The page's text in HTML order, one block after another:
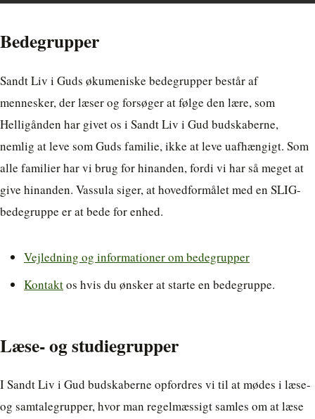
Bedegrupper
Sandt Liv i Guds økumeniske bedegrupper består af
mennesker, der læser og forsøger at følge den lære, som
Helligånden har givet os i Sandt Liv i Gud budskaberne,
nemlig at leve som Guds familie, ikke at leve uafhængigt. Som
alle familier har vi brug for hinanden, fordi vi har så meget at
give hinanden. Vassula siger, at hovedformålet med en SLIG-
bedegruppe er at bede for enhed.
Vejledning og informationer om bedegrupper
Kontaktos hvis du ønsker at starte en bedegruppe.
Læse- og studiegrupper
I Sandt Liv i Gud budskaberne opfordres vi til at mødes i læse-
og samtalegrupper, hvor man regelmæssigt samles om at læse